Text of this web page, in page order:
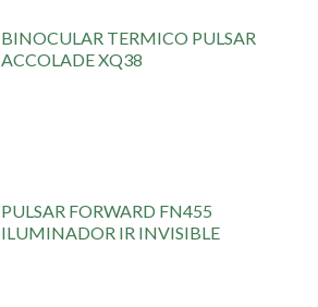
BINOCULAR TERMICO PULSAR
ACCOLADE XQ38
PULSAR FORWARD FN455
ILUMINADOR IR INVISIBLE